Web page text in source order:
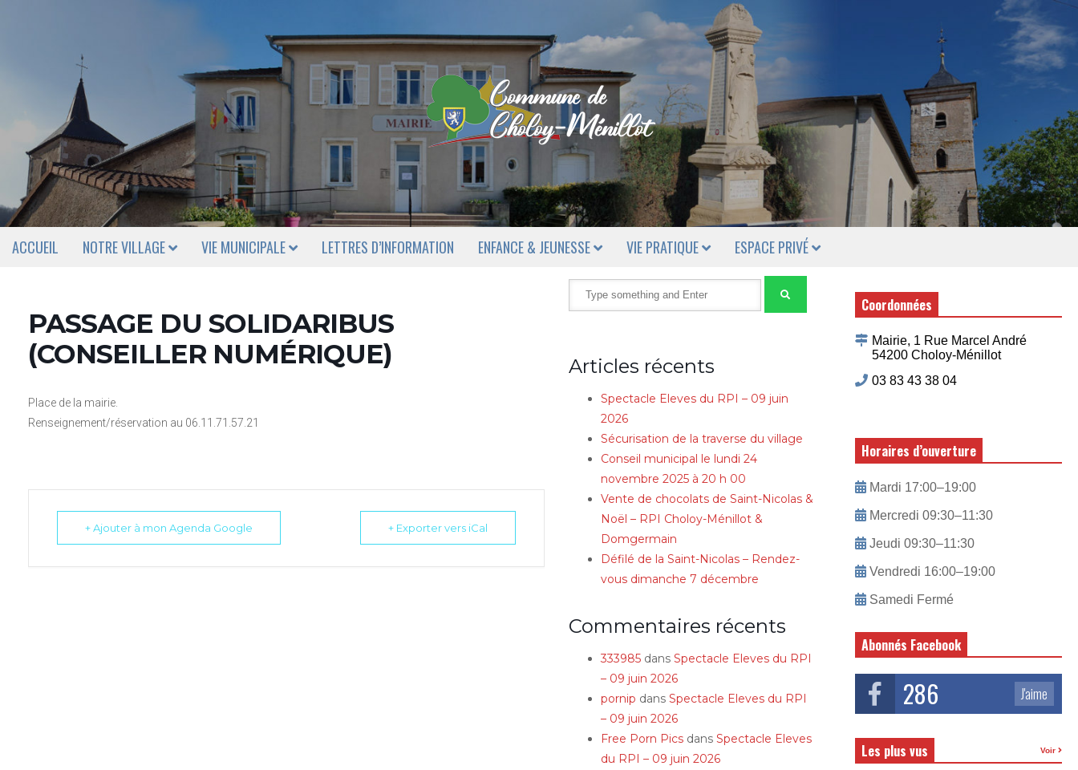
ACCUEIL NOTRE VILLAGE VIE MUNICIPALE LETTRES D’INFORMATION ENFANCE & JEUNESSE VIE PRATIQUE ESPACE PRIVÉ
PASSAGE DU SOLIDARIBUS
(CONSEILLER NUMÉRIQUE)
Place de la mairie.
Renseignement/réservation au 06.11.71.57.21
+ Ajouter à mon Agenda Google + Exporter vers iCal
Articles récents
Spectacle Eleves du RPI – 09 juin
2026
Sécurisation de la traverse du village
Conseil municipal le lundi 24
novembre 2025 à 20 h 00
Vente de chocolats de Saint-Nicolas &
Noël – RPI Choloy-Ménillot &
Domgermain
Défilé de la Saint-Nicolas – Rendez-
vous dimanche 7 décembre
Commentaires récents
333985 dansSpectacle Eleves du RPI
– 09 juin 2026
pornip dansSpectacle Eleves du RPI
– 09 juin 2026
Free Porn Pics dansSpectacle Eleves
du RPI – 09 juin 2026
Coordonnées
Mairie, 1 Rue Marcel André
54200 Choloy-Ménillot
03 83 43 38 04
Horaires d’ouverture
Mardi 17:00–19:00
Mercredi 09:30–11:30
Jeudi 09:30–11:30
Vendredi 16:00–19:00
Samedi Fermé
Abonnés Facebook
286 J'aime
Les plus vus Voir